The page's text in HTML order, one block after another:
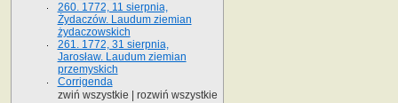
260. 1772, 11 sierpnia,
Żydaczów. Laudum ziemian
żydaczowskich
261. 1772, 31 sierpnia,
Jarosław. Laudum ziemian
przemyskich
Corrigenda
zwiń wszystkie
rozwiń wszystkie